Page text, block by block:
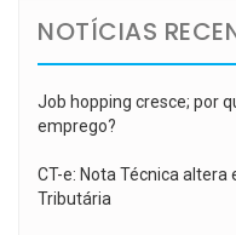
NOTÍCIAS
Job hopping cresce; por
emprego?
CT-e: Nota Técnica
Tributária